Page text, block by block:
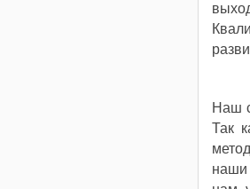
Наш
Так
наши